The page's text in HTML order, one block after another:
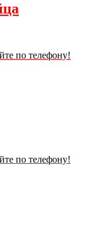
по телефону!
по телефону!